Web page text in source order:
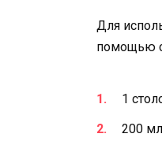
Для
помощью
1
200